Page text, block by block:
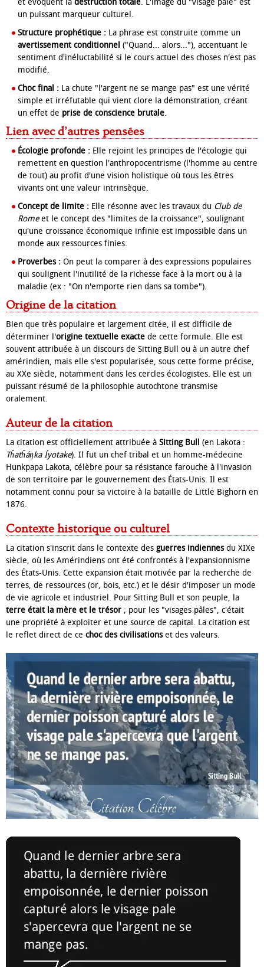
et évoquent la destruction totale. L'image du "visage pâle" est
un puissant marqueur culturel.
Structure prophétique : La phrase est construite comme un
avertissement conditionnel ("Quand... alors..."), accentuant le
sentiment d'inéluctabilité si le cours actuel des choses n'est pas
modifié.
Choc final : La chute "l'argent ne se mange pas" est une vérité
simple et irréfutable qui vient clore la démonstration, créant
un effet de prise de conscience brutale.
Lien avec d’autres pensées
Écologie profonde : Elle rejoint les principes de l'écologie qui
remettent en question l'anthropocentrisme (l'homme au centre
de tout) au profit d'une vision holistique où tous les êtres
vivants ont une valeur intrinsèque.
Concept de limite : Elle résonne avec les travaux du Club de
Romeet le concept des "limites de la croissance", soulignant
qu'une croissance économique infinie est impossible dans un
monde aux ressources finies.
Proverbes : On peut la comparer à des expressions populaires
qui soulignent l'inutilité de la richesse face à la mort ou à la
maladie (ex : "On n'emporte rien dans sa tombe").
Origine de la citation
Bien que très populaire et largement citée, il est difficile de
déterminer l'origine textuelle exacte de cette formule. Elle est
souvent attribuée à un discours de Sitting Bull ou à un autre chef
amérindien, mais elle s'est popularisée, sous cette forme précise,
au XXe siècle, notamment dans les cercles écologistes. Elle est un
puissant résumé de la philosophie autochtone transmise
oralement.
Auteur de la citation
La citation est officiellement attribuée à Sitting Bull
(en Lakota :
Tȟatȟáŋka Íyotake). Il fut un chef tribal et un homme-médecine
Hunkpapa Lakota, célèbre pour sa résistance farouche à l'invasion
de son territoire par le gouvernement des États-Unis. Il est
notamment connu pour sa victoire à la bataille de Little Bighorn en
1876.
Contexte historique ou culturel
La citation s'inscrit dans le contexte des guerres indiennesdu XIXe
siècle, où les Amérindiens ont été confrontés à l'expansionnisme
des États-Unis. Cette expansion était motivée par la recherche de
terres, de ressources (or, bois, etc.) et le désir d'imposer un mode
de vie agricole et industriel. Pour Sitting Bull et son peuple, la
terre était la mère et le trésor ; pour les "visages pâles", c'était
une propriété à exploiter et une source de capital. La citation est
le reflet direct de ce choc des civilisationset des valeurs.